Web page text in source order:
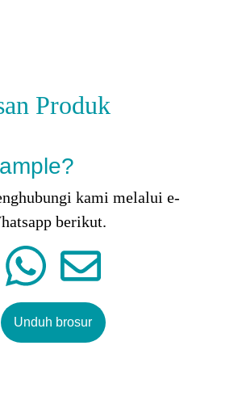
Produk
kami melalui e-
berikut.
Unduh brosur